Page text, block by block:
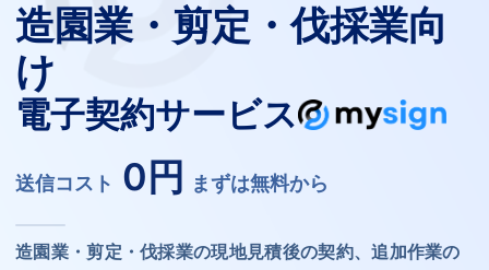
造園業・剪定・伐採業向
け
電子契約サービス
送信コスト 0円 まずは無料から
造園業・剪定・伐採業の現地見積後の契約、追加作業の